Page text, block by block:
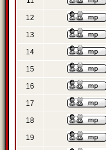
12
13
14
15
16
17
18
19